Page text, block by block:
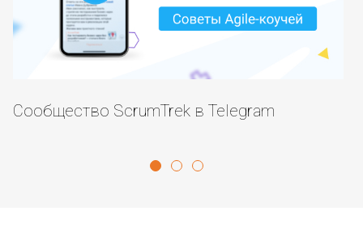
Сообщество ScrumTrek в Telegram